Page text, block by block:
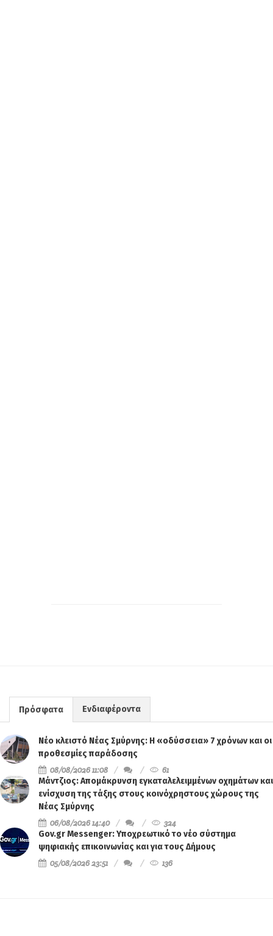
Πρόσφατα Ενδιαφέροντα
Νέο κλειστό Νέας Σμύρνης: Η «οδύσσεια» 7 χρόνων και οι
προθεσμίες παράδοσης
08/08/2026 11:08
61
Μάντζιος: Απομάκρυνση εγκαταλελειμμένων οχημάτων και
ενίσχυση της τάξης στους κοινόχρηστους χώρους της
Νέας Σμύρνης
06/08/2026 14:40
324
Gov.gr Messenger: Υποχρεωτικό το νέο σύστημα
ψηφιακής επικοινωνίας και για τους Δήμους
05/08/2026 23:51
136